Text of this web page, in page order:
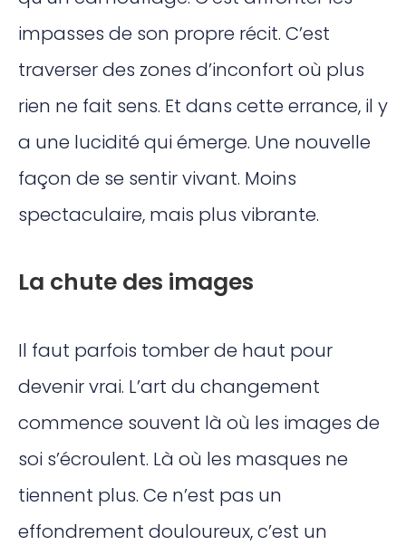
impasses de son propre récit. C’est
traverser des zones d’inconfort où plus
rien ne fait sens. Et dans cette errance, il y
a une lucidité qui émerge. Une nouvelle
façon de se sentir vivant. Moins
spectaculaire, mais plus vibrante.
La chute des images
Il faut parfois tomber de haut pour
devenir vrai. L’art du changement
commence souvent là où les images de
soi s’écroulent. Là où les masques ne
tiennent plus. Ce n’est pas un
effondrement douloureux, c’est un